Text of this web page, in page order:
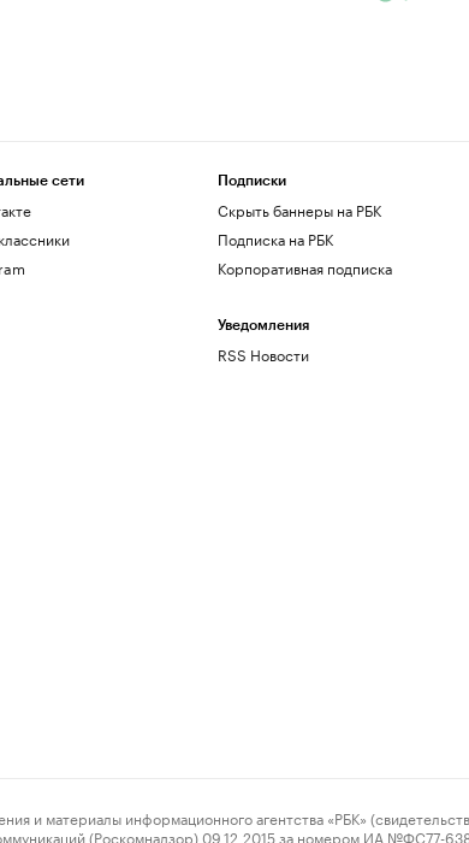
сети Подписки
Скрыть баннеры на РБК
Подписка на РБК
Корпоративная подписка
Уведомления
RSS Новости
информационного агентства «РБК»
(Роскомнадзор) 09.12.2015 за номером ИА №ФС77-